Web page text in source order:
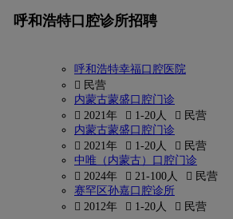
呼和浩特口腔诊所招聘
呼和浩特幸福口腔医院
 民营
内蒙古蒙盛口腔门诊
 2021年
 1-20人
 民营
内蒙古蒙盛口腔门诊
 2021年
 1-20人
 民营
中唯（内蒙古）口腔门诊
 2024年
 21-100人
 民营
赛罕区孙嘉口腔诊所
 2012年
 1-20人  民营